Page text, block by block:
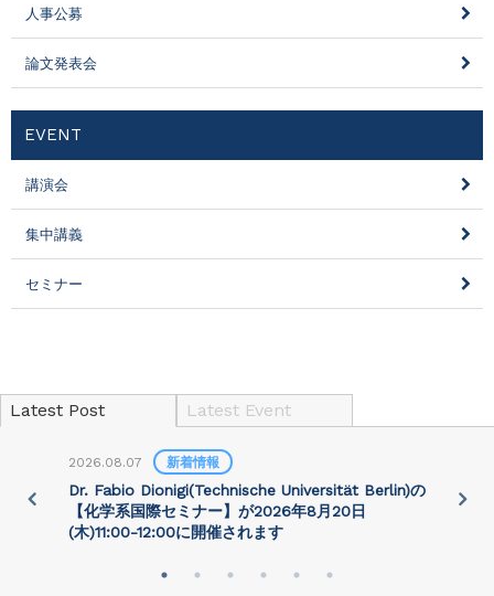
人事公募
論文発表会
EVENT
講演会
集中講義
セミナー
Latest Post Latest Event
2026.08.07 新着情報
Dr. Fabio Dionigi(Technische Universität Berlin)の
【化学系国際セミナー】が2026年8⽉20⽇
(⽊)11:00-12:00に開催されます